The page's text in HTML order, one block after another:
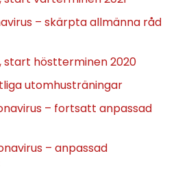
– skärpta allmänna råd
start höstterminen 2020
utomhusträningar
– fortsatt anpassad
– anpassad